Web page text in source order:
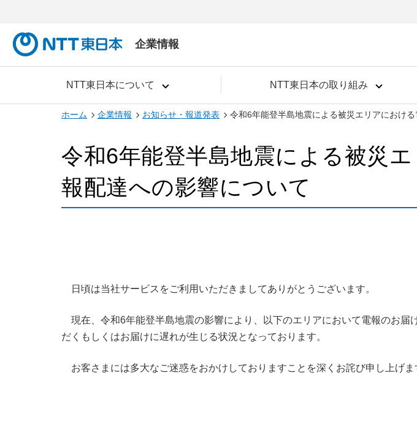
企業情報
NTT東日本について NTT東日本の取り組み
ホーム 企業情報 お知らせ・報道発表 令和6年能登半島地震による被災エリアにおけ
令和6年能登半島地震による被災
報配達への影響について
日頃は当社サービスをご利用いただきましてありがとうございます。
現在、令和6年能登半島地震の影響により、以下のエリアにおいて電報のお届
だくもしくはお届けに遅れが生じる状況となっております。
お客さまには多大なご迷惑をおかけしておりますことを深くお詫び申し上げま